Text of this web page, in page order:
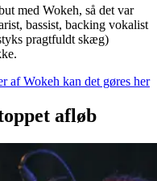
med Wokeh, så det var
bassist, backing vokalist
pragtfuldt skæg)
af Wokeh kan det gøres her
afløb